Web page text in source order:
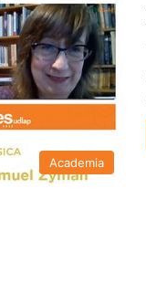
Academia